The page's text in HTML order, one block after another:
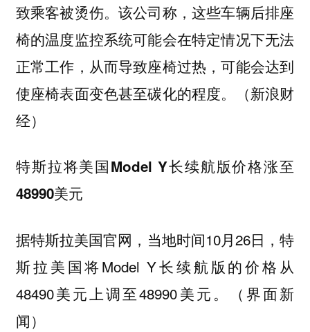
致乘客被烫伤。该公司称，这些车辆后排座
椅的温度监控系统可能会在特定情况下无法
正常工作，从而导致座椅过热，可能会达到
使座椅表面变色甚至碳化的程度。（新浪财
经）
特斯拉将美国Model Y长续航版价格涨至
48990美元
据特斯拉美国官网，当地时间10月26日，特
斯拉美国将Model Y长续航版的价格从
48490美元上调至48990美元。（界面新
闻）